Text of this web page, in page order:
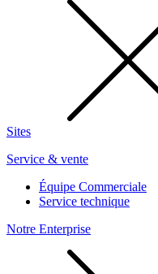
Sites
Service & vente
Équipe Commerciale
Service technique
Notre Enterprise